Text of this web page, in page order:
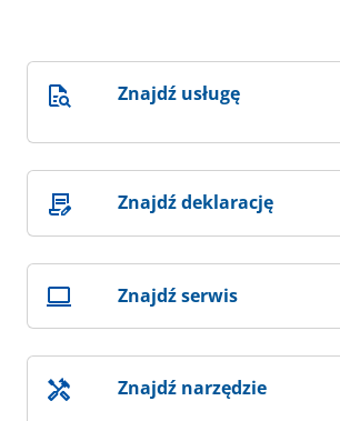
Znajdź usługę
Znajdź deklarację
Znajdź serwis
Znajdź narzędzie